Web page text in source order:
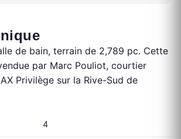
de bain, terrain de 2,789 pc. Cette
par Marc Pouliot, courtier
Privilège sur la Rive-Sud de
4